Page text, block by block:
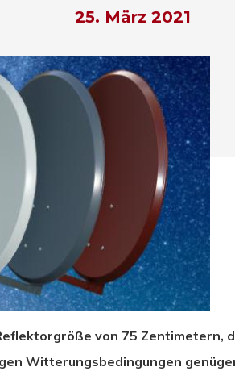
25. März 2021
von 75 Zentimetern,
Witterungsbedingungen